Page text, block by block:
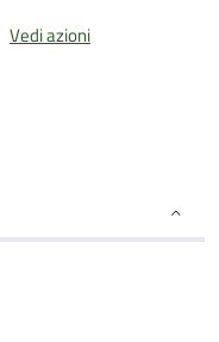
Vedi azioni